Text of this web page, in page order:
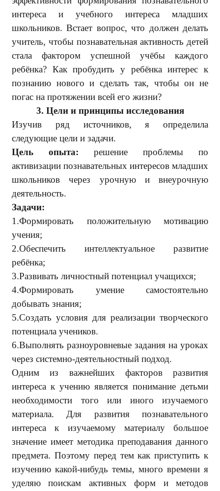
интереса и учебного интереса младших
школьников. Встает вопрос, что должен делать
учитель, чтобы познавательная активность детей
стала фактором успешной учёбы каждого
ребёнка? Как пробудить у ребёнка интерес к
познанию нового и сделать так, чтобы он не
погас на протяжении всей его жизни?
3. Цели и принципы исследования
Изучив ряд источников, я определила
следующие цели и задачи.
Цель опыта: решение проблемы по
активизации познавательных интересов младших
школьников через урочную и внеурочную
деятельность.
Задачи:
1.Формировать положительную мотивацию
учения;
2.Обеспечить интеллектуальное развитие
ребёнка;
3.Развивать личностный потенциал учащихся;
4.Формировать умение самостоятельно
добывать знания;
5.Создать условия для реализации творческого
потенциала учеников.
6.Выполнять разноуровневые задания на уроках
через системно-деятельностный подход.
Одним из важнейших факторов развития
интереса к учению является понимание детьми
необходимости того или иного изучаемого
материала. Для развития познавательного
интереса к изучаемому материалу большое
значение имеет методика преподавания данного
предмета. Поэтому перед тем как приступить к
изучению какой-нибудь темы, много времени я
уделяю поискам активных форм и методов